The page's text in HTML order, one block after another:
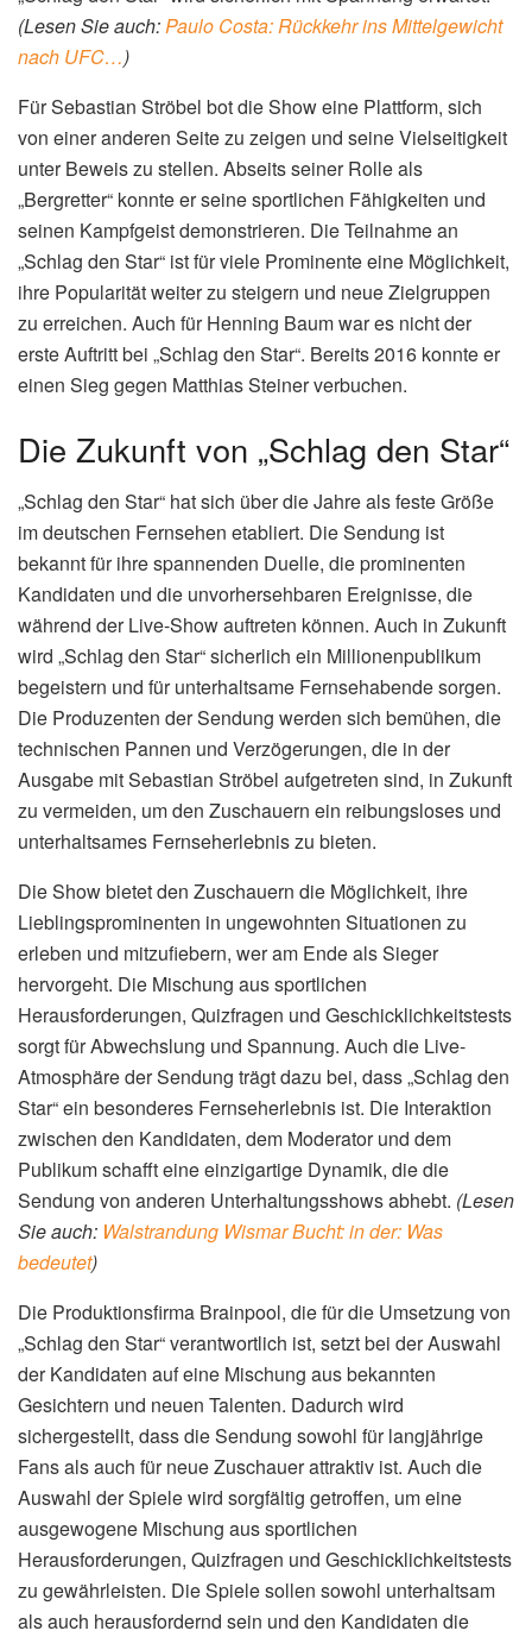
(Lesen Sie auch:Paulo Costa: Rückkehr ins Mittelgewicht
nach UFC…)
Für Sebastian Ströbel bot die Show eine Plattform, sich
von einer anderen Seite zu zeigen und seine Vielseitigkeit
unter Beweis zu stellen. Abseits seiner Rolle als
„Bergretter“ konnte er seine sportlichen Fähigkeiten und
seinen Kampfgeist demonstrieren. Die Teilnahme an
„Schlag den Star“ ist für viele Prominente eine Möglichkeit,
ihre Popularität weiter zu steigern und neue Zielgruppen
zu erreichen. Auch für Henning Baum war es nicht der
erste Auftritt bei „Schlag den Star“. Bereits 2016 konnte er
einen Sieg gegen Matthias Steiner verbuchen.
Die Zukunft von „Schlag den Star“
„Schlag den Star“ hat sich über die Jahre als feste Größe
im deutschen Fernsehen etabliert. Die Sendung ist
bekannt für ihre spannenden Duelle, die prominenten
Kandidaten und die unvorhersehbaren Ereignisse, die
während der Live-Show auftreten können. Auch in Zukunft
wird „Schlag den Star“ sicherlich ein Millionenpublikum
begeistern und für unterhaltsame Fernsehabende sorgen.
Die Produzenten der Sendung werden sich bemühen, die
technischen Pannen und Verzögerungen, die in der
Ausgabe mit Sebastian Ströbel aufgetreten sind, in Zukunft
zu vermeiden, um den Zuschauern ein reibungsloses und
unterhaltsames Fernseherlebnis zu bieten.
Die Show bietet den Zuschauern die Möglichkeit, ihre
Lieblingsprominenten in ungewohnten Situationen zu
erleben und mitzufiebern, wer am Ende als Sieger
hervorgeht. Die Mischung aus sportlichen
Herausforderungen, Quizfragen und Geschicklichkeitstests
sorgt für Abwechslung und Spannung. Auch die Live-
Atmosphäre der Sendung trägt dazu bei, dass „Schlag den
Star“ ein besonderes Fernseherlebnis ist. Die Interaktion
zwischen den Kandidaten, dem Moderator und dem
Publikum schafft eine einzigartige Dynamik, die die
Sendung von anderen Unterhaltungsshows abhebt. (Lesen
Sie auch: Walstrandung Wismar Bucht: in der: Was
bedeutet)
Die Produktionsfirma Brainpool, die für die Umsetzung von
„Schlag den Star“ verantwortlich ist, setzt bei der Auswahl
der Kandidaten auf eine Mischung aus bekannten
Gesichtern und neuen Talenten. Dadurch wird
sichergestellt, dass die Sendung sowohl für langjährige
Fans als auch für neue Zuschauer attraktiv ist. Auch die
Auswahl der Spiele wird sorgfältig getroffen, um eine
ausgewogene Mischung aus sportlichen
Herausforderungen, Quizfragen und Geschicklichkeitstests
zu gewährleisten. Die Spiele sollen sowohl unterhaltsam
als auch herausfordernd sein und den Kandidaten die